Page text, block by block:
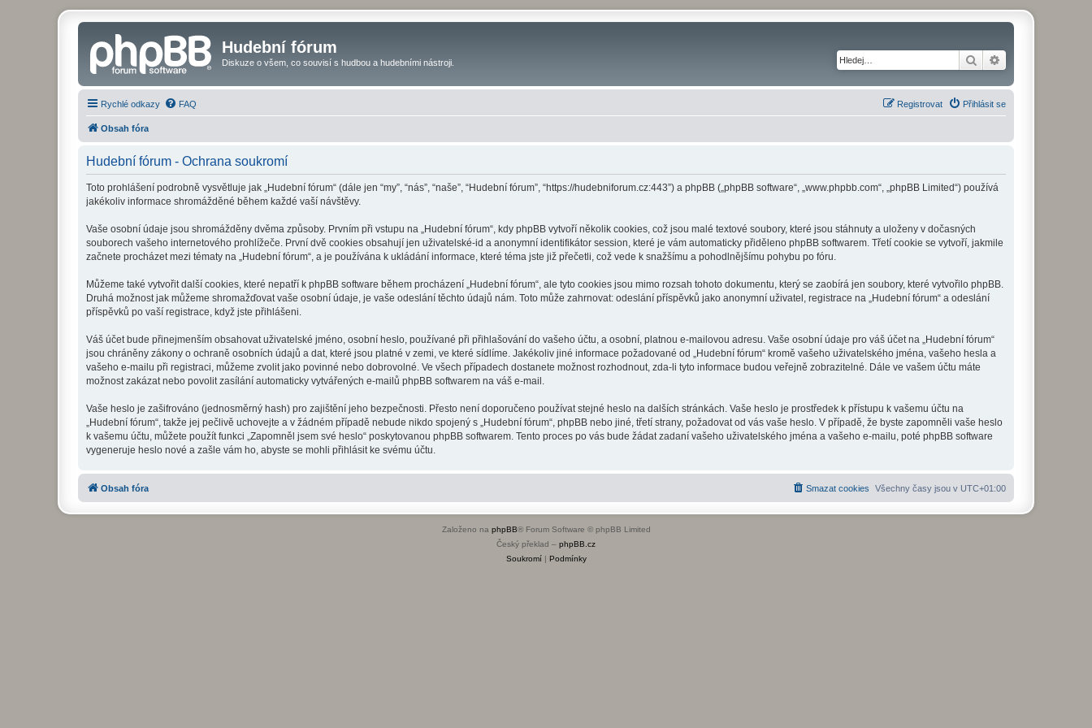
Hudební fórum
Diskuze o všem, co souvisí s hudbou a hudebními nástroji. Hledat
Rychlé odkazy FAQ Přihlásit se
Registrovat
Obsah fóra
Hudební fórum - Ochrana soukromí
Toto prohlášení podrobně vysvětluje jak „Hudební fórum“ (dále jen “my”, “nás”, “naše”, “Hudební fórum”, “https://hudebniforum.cz:443”) a phpBB („phpBB software“, „www.phpbb.com“, „phpBB Limited“) používá
jakékoliv informace shromážděné během každé vaší návštěvy.
Vaše osobní údaje jsou shromážděny dvěma způsoby. Prvním při vstupu na „Hudební fórum“, kdy phpBB vytvoří několik cookies, což jsou malé textové soubory, které jsou stáhnuty a uloženy v dočasných
souborech vašeho internetového prohlížeče. První dvě cookies obsahují jen uživatelské-id a anonymní identifikátor session, které je vám automaticky přiděleno phpBB softwarem. Třetí cookie se vytvoří, jakmile
začnete procházet mezi tématy na „Hudební fórum“, a je používána k ukládání informace, které téma jste již přečetli, což vede k snažšímu a pohodlnějšímu pohybu po fóru.
Můžeme také vytvořit další cookies, které nepatří k phpBB software během procházení „Hudební fórum“, ale tyto cookies jsou mimo rozsah tohoto dokumentu, který se zaobírá jen soubory, které vytvořilo phpBB.
Druhá možnost jak můžeme shromažďovat vaše osobní údaje, je vaše odeslání těchto údajů nám. Toto může zahrnovat: odeslání příspěvků jako anonymní uživatel, registrace na „Hudební fórum“ a odeslání
příspěvků po vaší registrace, když jste přihlášeni.
Váš účet bude přinejmenším obsahovat uživatelské jméno, osobní heslo, používané při přihlašování do vašeho účtu, a osobní, platnou e-mailovou adresu. Vaše osobní údaje pro váš účet na „Hudební fórum“
jsou chráněny zákony o ochraně osobních údajů a dat, které jsou platné v zemi, ve které sídlíme. Jakékoliv jiné informace požadované od „Hudební fórum“ kromě vašeho uživatelského jména, vašeho hesla a
vašeho e-mailu při registraci, můžeme zvolit jako povinné nebo dobrovolné. Ve všech případech dostanete možnost rozhodnout, zda-li tyto informace budou veřejně zobrazitelné. Dále ve vašem účtu máte
možnost zakázat nebo povolit zasílání automaticky vytvářených e-mailů phpBB softwarem na váš e-mail.
Vaše heslo je zašifrováno (jednosměrný hash) pro zajištění jeho bezpečnosti. Přesto není doporučeno používat stejné heslo na dalších stránkách. Vaše heslo je prostředek k přístupu k vašemu účtu na
„Hudební fórum“, takže jej pečlivě uchovejte a v žádném případě nebude nikdo spojený s „Hudební fórum“, phpBB nebo jiné, třetí strany, požadovat od vás vaše heslo. V případě, že byste zapomněli vaše heslo
k vašemu účtu, můžete použít funkci „Zapomněl jsem své heslo“ poskytovanou phpBB softwarem. Tento proces po vás bude žádat zadaní vašeho uživatelského jména a vašeho e-mailu, poté phpBB software
vygeneruje heslo nové a zašle vám ho, abyste se mohli přihlásit ke svému účtu.
Obsah fóra Všechny časy jsou v UTC+01:00
Smazat cookies
Založeno na phpBB® Forum Software © phpBB Limited
Český překlad – phpBB.cz
Soukromí| Podmínky